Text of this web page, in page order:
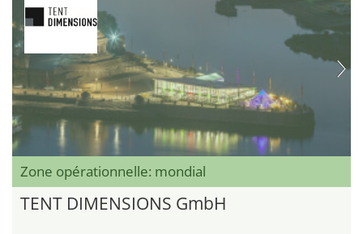
Zone opérationnelle: mondial
TENT DIMENSIONS GmbH